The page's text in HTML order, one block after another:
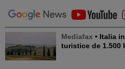
Mediafax • Italia inaugurează o rețea de trasee
turistice de 1.500